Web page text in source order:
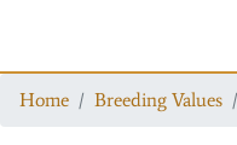
Home Breeding Values